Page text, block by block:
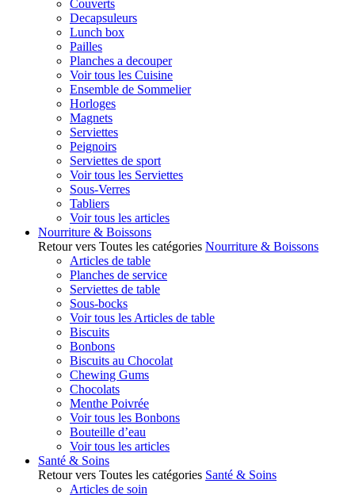
Couverts
Decapsuleurs
Lunch box
Pailles
Planches a decouper
Voir tous les Cuisine
Ensemble de Sommelier
Horloges
Magnets
Serviettes
Peignoirs
Serviettes de sport
Voir tous les Serviettes
Sous-Verres
Tabliers
Voir tous les articles
Nourriture & Boissons
Retour vers Toutes les catégories Nourriture & Boissons
Articles de table
Planches de service
Serviettes de table
Sous-bocks
Voir tous les Articles de table
Biscuits
Bonbons
Biscuits au Chocolat
Chewing Gums
Chocolats
Menthe Poivrée
Voir tous les Bonbons
Bouteille d’eau
Voir tous les articles
Santé & Soins
Retour vers Toutes les catégories Santé & Soins
Articles de soin